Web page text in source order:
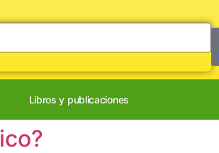
Libros y publicaciones